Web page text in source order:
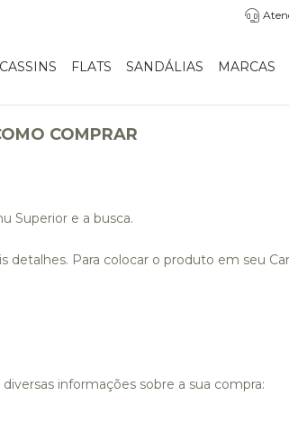
FLATS SANDÁLIAS MARCAS
COMPRAR
Superior e a busca.
Para colocar o produto em seu
informações sobre a sua compra: